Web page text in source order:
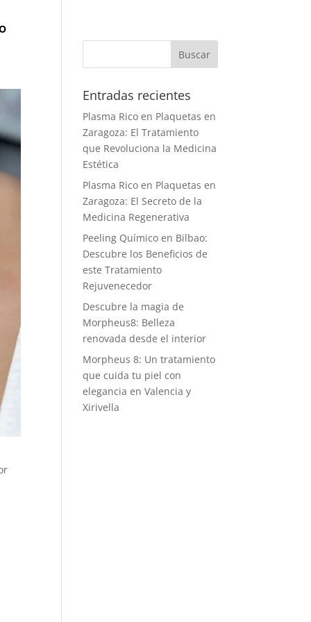
Entradas recientes
Plasma Rico en Plaquetas en
Zaragoza: El Tratamiento
que Revoluciona la Medicina
Estética
Plasma Rico en Plaquetas en
Zaragoza: El Secreto de la
Medicina Regenerativa
Peeling Químico en Bilbao:
Descubre los Beneficios de
este Tratamiento
Rejuvenecedor
Descubre la magia de
Morpheus8: Belleza
renovada desde el interior
Morpheus 8: Un tratamiento
que cuida tu piel con
elegancia en Valencia y
Xirivella